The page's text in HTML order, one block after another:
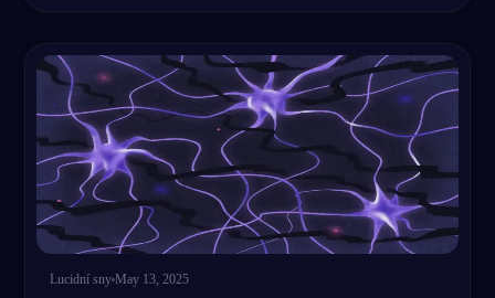
NO Norsk FI Suomi
Lucidní sny May 13, 2025